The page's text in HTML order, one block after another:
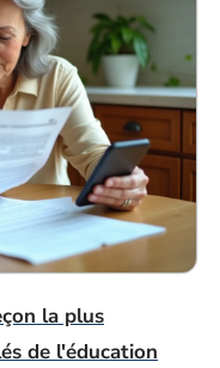
la plus
de l'éducation